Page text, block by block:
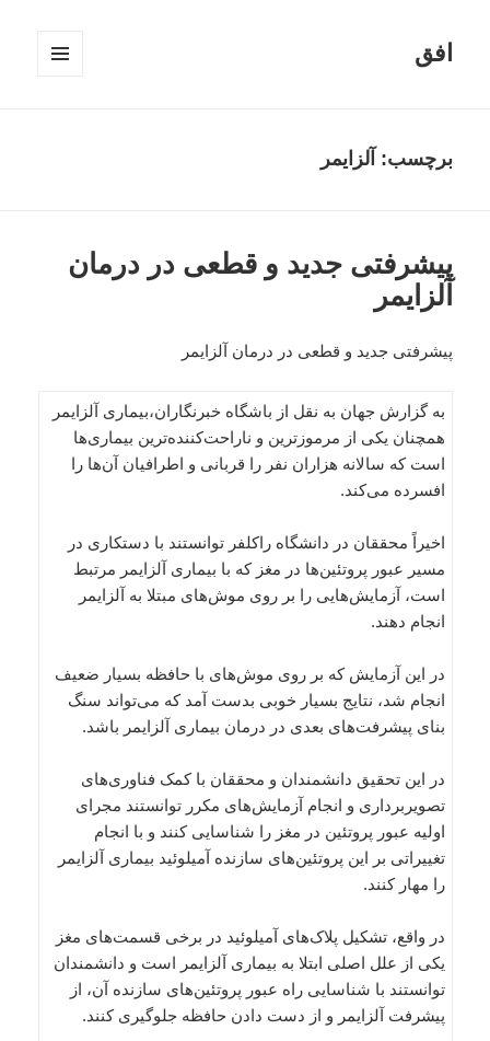
افق
برچسب: آلزایمر
پیشرفتی جدید و قطعی در درمان
آلزایمر
پیشرفتی جدید و قطعی در درمان آلزایمر
به گزارش جهان به نقل از باشگاه خبرنگاران،بیماری آلزایمر
همچنان یکی از مرموزترین و ناراحت‌کننده‌ترین بیماری‌ها
است که سالانه هزاران نفر را قربانی و اطرافیان آن‌ها را
افسرده می‌کند.
اخیراً محققان در دانشگاه راکلفر توانستند با دستکاری در
مسیر عبور پروتئین‌ها در مغز که با بیماری آلزایمر مرتبط
است، آزمایش‌هایی را بر روی موش‌های مبتلا به آلزایمر
انجام دهند.
در این آزمایش که بر روی موش‌های با حافظه بسیار ضعیف
انجام شد، نتایج بسیار خوبی بدست آمد که می‌تواند سنگ
بنای پیشرفت‌های بعدی در درمان بیماری آلزایمر باشد.
در این تحقیق دانشمندان و محققان با کمک فناوری‌های
تصویربرداری و انجام آزمایش‌های مکرر توانستند مجرای
اولیه عبور پروتئین در مغز را شناسایی کنند و با انجام
تغییراتی بر این پروتئین‌های سازنده آمیلوئید بیماری آلزایمر
را مهار کنند.
در واقع، تشکیل پلاک‌های آمیلوئید در برخی قسمت‌های مغز
یکی از علل اصلی ابتلا به بیماری آلزایمر است و دانشمندان
توانستند با شناسایی راه عبور پروتئین‌های سازنده آن، از
پیشرفت آلزایمر و از دست دادن حافظه جلوگیری کنند.